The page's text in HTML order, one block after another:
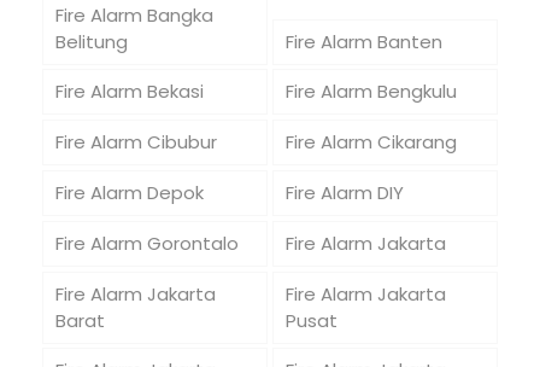
Fire Alarm Bangka
Belitung
Fire Alarm Banten
Fire Alarm Bekasi
Fire Alarm Bengkulu
Fire Alarm Cibubur
Fire Alarm Cikarang
Fire Alarm Depok
Fire Alarm DIY
Fire Alarm Gorontalo
Fire Alarm Jakarta
Fire Alarm Jakarta
Barat
Fire Alarm Jakarta
Pusat